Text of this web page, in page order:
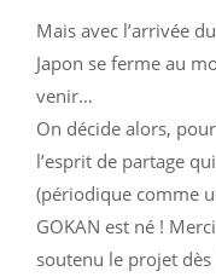
Mais avec l’arrivée
Japon se ferme au
venir…
On décide alors,
l’esprit de partage
(périodique comme
GOKAN est né !
soutenu le projet